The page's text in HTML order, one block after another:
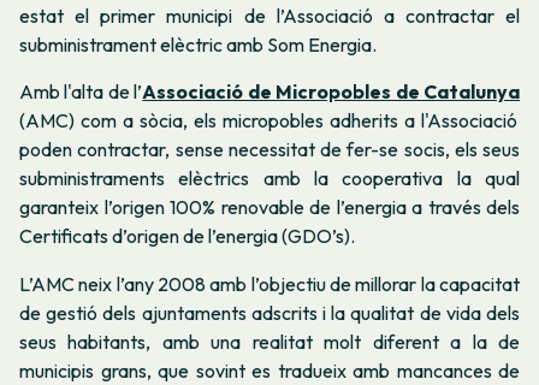
estat el primer municipi de l’Associació a contractar el
subministrament elèctric amb Som Energia.
Amb l'alta de l’Associació de Micropobles de Catalunya
(AMC) com a sòcia, els micropobles adherits a l'Associació
poden contractar, sense necessitat de fer-se socis, els seus
subministraments elèctrics amb la cooperativa la qual
garanteix l’origen 100% renovable de l’energia a través dels
Certificats d’origen de l’energia (GDO’s).
L’AMC neix l’any 2008 amb l’objectiu de millorar la capacitat
de gestió dels ajuntaments adscrits i la qualitat de vida dels
seus habitants, amb una realitat molt diferent a la de
municipis grans, que sovint es tradueix amb mancances de